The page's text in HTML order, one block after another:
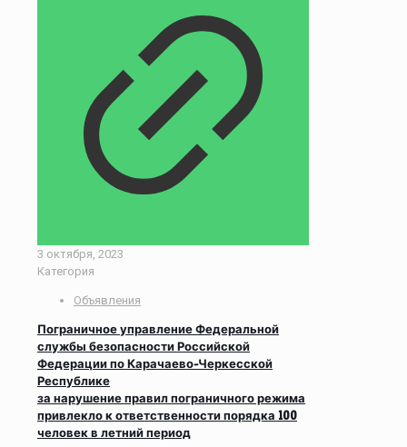
3 октября, 2023
Категория
Объявления
Пограничное управление Федеральной
службы безопасности Российской
Федерации по Карачаево-Черкесской
Республике
за нарушение правил пограничного режима
привлекло к ответственности порядка 100
человек в летний период